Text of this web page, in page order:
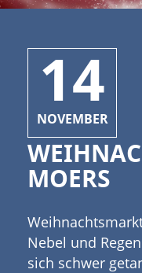
14
NOVEMBER
MOERS
Nebel und
sich schwer